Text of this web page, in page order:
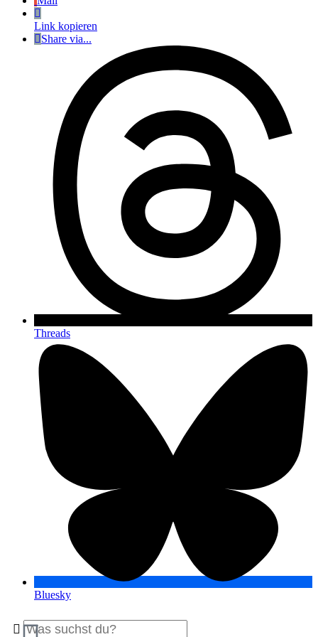
Link kopieren
Share via...
Threads
Bluesky